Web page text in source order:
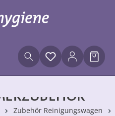
Du hast 0
Zubehör Reinigungswagen